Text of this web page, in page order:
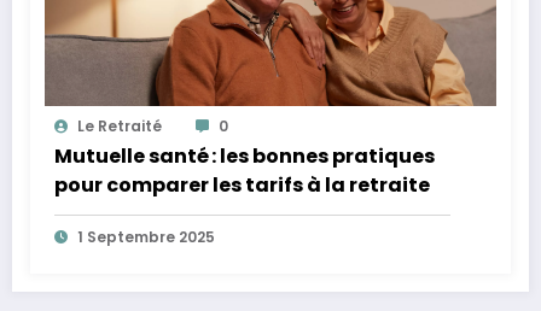
Le Retraité 0
Mutuelle santé : les bonnes pratiques
pour comparer les tarifs à la retraite
1 Septembre 2025